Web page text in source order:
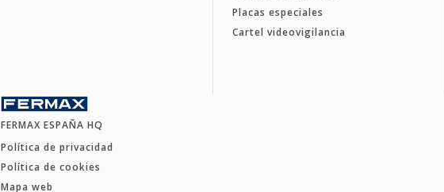
Placas especiales
Cartel videovigilancia
FERMAX ESPAÑA HQ
Política de privacidad
Política de cookies
Mapa web